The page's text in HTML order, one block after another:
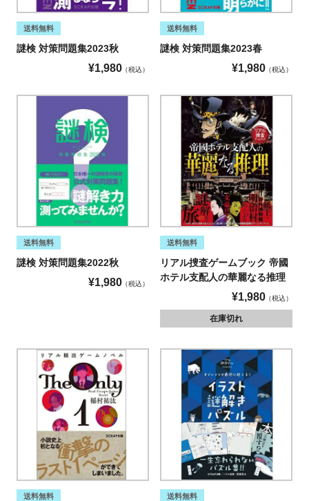
送料無料
謎検 対策問題集2023秋
¥1,980 税込
送料無料
謎検 対策問題集2023春
¥1,980 税込
送料無料
謎検 対策問題集2022秋
¥1,980 税込
送料無料
リアル捜査ゲームブック 帝國
ホテル支配人の華麗なる推理
¥1,980 税込
在庫切れ
送料無料 送料無料